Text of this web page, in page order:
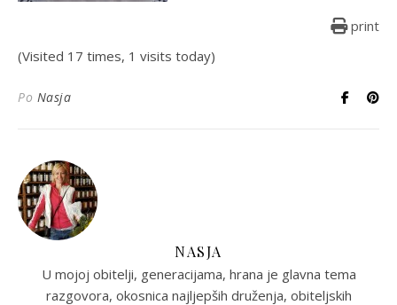
print
(Visited 17 times, 1 visits today)
Po Nasja
NASJA
U mojoj obitelji, generacijama, hrana je glavna tema
razgovora, okosnica najljepših druženja, obiteljskih